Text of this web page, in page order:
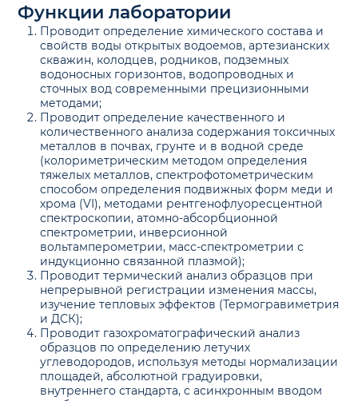
Функции лаборатории
Проводит определение химического состава и
свойств воды открытых водоемов, артезианских
скважин, колодцев, родников, подземных
водоносных горизонтов, водопроводных и
сточных вод современными прецизионными
методами;
Проводит определение качественного и
количественного анализа содержания токсичных
металлов в почвах, грунте и в водной среде
(колориметрическим методом определения
тяжелых металлов, спектрофотометрическим
способом определения подвижных форм меди и
хрома (VI), методами рентгенофлуоресцентной
спектроскопии, атомно-абсорбционной
спектрометрии, инверсионной
вольтамперометрии, масс-спектрометрии с
индукционно связанной плазмой);
Проводит термический анализ образцов при
непрерывной регистрации изменения массы,
изучение тепловых эффектов (Термогравиметрия
и ДСК);
Проводит газохроматографический анализ
образцов по определению летучих
углеводородов, используя методы нормализации
площадей, абсолютной градуировки,
внутреннего стандарта, с асинхронным вводом